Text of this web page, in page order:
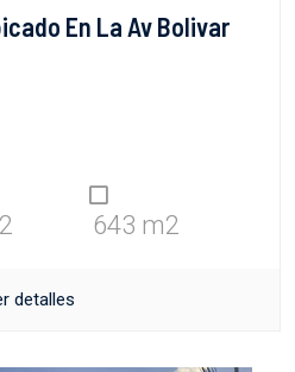
En La Av Bolivar
2 643 m2
detalles